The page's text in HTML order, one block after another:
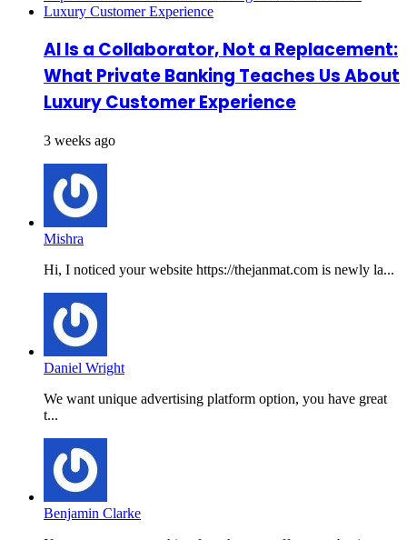
AI Is a Collaborator, Not a Replacement:
What Private Banking Teaches Us About
Luxury Customer Experience
3 weeks ago
Mishra
Hi, I noticed your website https://thejanmat.com is newly la...
Daniel Wright
We want unique advertising platform option, you have great
t...
Benjamin Clarke